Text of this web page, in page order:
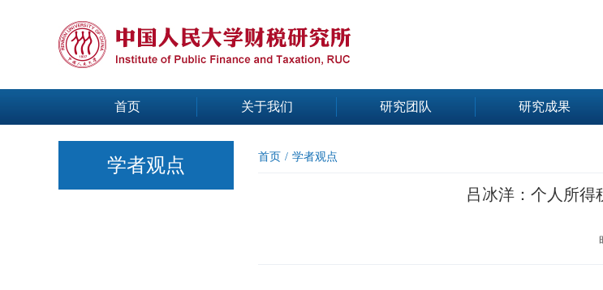
首页 关于我们 研究团队 研究成果
学者观点 首页 / 学者观点
吕冰洋：个人所得